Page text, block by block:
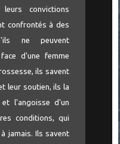
convictions
confrontés à des
ne peuvent
d'une femme
ils savent
leur soutien, ils la
l'angoisse d'un
conditions, qui
jamais. Ils savent